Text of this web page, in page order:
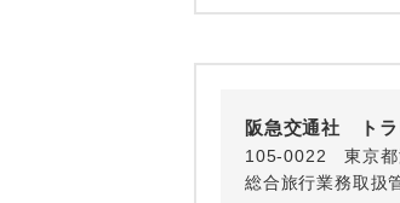
阪急交通社 トラ
105-0022 東京都
総合旅行業務取扱